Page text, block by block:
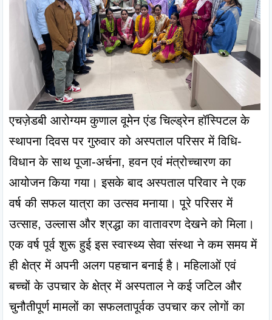
एचज़ेडबी आरोग्यम कुणाल वूमेन एंड चिल्ड्रेन हॉस्पिटल के
स्थापना दिवस पर गुरुवार को अस्पताल परिसर में विधि-
विधान के साथ पूजा-अर्चना, हवन एवं मंत्रोच्चारण का
आयोजन किया गया। इसके बाद अस्पताल परिवार ने एक
वर्ष की सफल यात्रा का उत्सव मनाया। पूरे परिसर में
उत्साह, उल्लास और श्रद्धा का वातावरण देखने को मिला।
एक वर्ष पूर्व शुरू हुई इस स्वास्थ्य सेवा संस्था ने कम समय में
ही क्षेत्र में अपनी अलग पहचान बनाई है। महिलाओं एवं
बच्चों के उपचार के क्षेत्र में अस्पताल ने कई जटिल और
चुनौतीपूर्ण मामलों का सफलतापूर्वक उपचार कर लोगों का